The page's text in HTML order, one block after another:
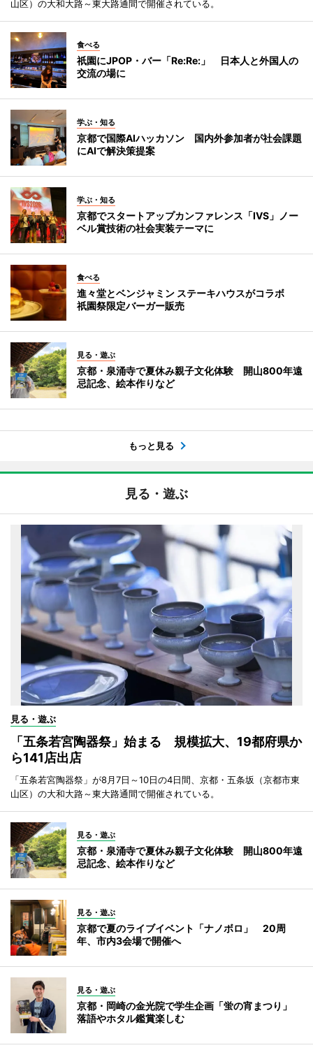
山区）の大和大路～東大路通間で開催されている。
食べる
祇園にJPOP・バー「Re:Re:」 日本人と外国人の
交流の場に
学ぶ・知る
京都で国際AIハッカソン 国内外参加者が社会課題
にAIで解決策提案
学ぶ・知る
京都でスタートアップカンファレンス「IVS」ノー
ベル賞技術の社会実装テーマに
食べる
進々堂とベンジャミン ステーキハウスがコラボ
祇園祭限定バーガー販売
見る・遊ぶ
京都・泉涌寺で夏休み親子文化体験 開山800年遠
忌記念、絵本作りなど
もっと見る
見る・遊ぶ
見る・遊ぶ
「五条若宮陶器祭」始まる 規模拡大、19都府県か
ら141店出店
「五条若宮陶器祭」が8月7日～10日の4日間、京都・五条坂（京都市東
山区）の大和大路～東大路通間で開催されている。
見る・遊ぶ
京都・泉涌寺で夏休み親子文化体験 開山800年遠
忌記念、絵本作りなど
見る・遊ぶ
京都で夏のライブイベント「ナノボロ」 20周
年、市内3会場で開催へ
見る・遊ぶ
京都・岡崎の金光院で学生企画「蛍の宵まつり」
落語やホタル鑑賞楽しむ